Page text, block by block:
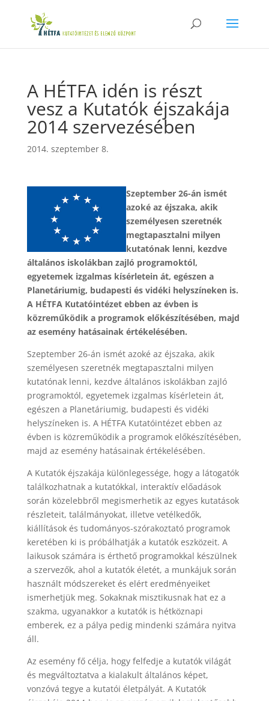
A HÉTFA idén is részt
vesz a Kutatók éjszakája
2014 szervezésében
2014. szeptember 8.
Szeptember 26-án ismét
azoké az éjszaka, akik
személyesen szeretnék
megtapasztalni milyen
kutatónak lenni, kezdve
általános iskolákban zajló programoktól,
egyetemek izgalmas kísérletein át, egészen a
Planetáriumig, budapesti és vidéki helyszíneken is.
A HÉTFA Kutatóintézet ebben az évben is
közreműködik a programok előkészítésében, majd
az esemény hatásainak értékelésében.
Szeptember 26-án ismét azoké az éjszaka, akik
személyesen szeretnék megtapasztalni milyen
kutatónak lenni, kezdve általános iskolákban zajló
programoktól, egyetemek izgalmas kísérletein át,
egészen a Planetáriumig, budapesti és vidéki
helyszíneken is. A HÉTFA Kutatóintézet ebben az
évben is közreműködik a programok előkészítésében,
majd az esemény hatásainak értékelésében.
A Kutatók éjszakája különlegessége, hogy a látogatók
találkozhatnak a kutatókkal, interaktív előadások
során közelebbről megismerhetik az egyes kutatások
részleteit, találmányokat, illetve vetélkedők,
kiállítások és tudományos-szórakoztató programok
keretében ki is próbálhatják a kutatók eszközeit. A
laikusok számára is érthető programokkal készülnek
a szervezők, ahol a kutatók életét, a munkájuk során
használt módszereket és elért eredményeiket
ismerhetjük meg. Sokaknak misztikusnak hat ez a
szakma, ugyanakkor a kutatók is hétköznapi
emberek, ez a pálya pedig mindenki számára nyitva
áll.
Az esemény fő célja, hogy felfedje a kutatók világát
és megváltoztatva a kialakult általános képet,
vonzóvá tegye a kutatói életpályát. A Kutatók